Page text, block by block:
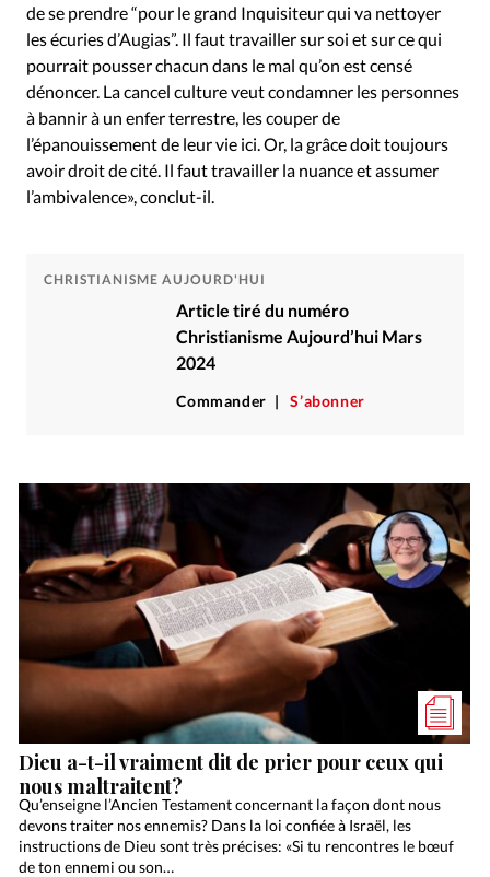
de se prendre “pour le grand Inquisiteur qui va nettoyer
les écuries d’Augias”. Il faut travailler sur soi et sur ce qui
pourrait pousser chacun dans le mal qu’on est censé
dénoncer. La cancel culture veut condamner les personnes
à bannir à un enfer terrestre, les couper de
l’épanouissement de leur vie ici. Or, la grâce doit toujours
avoir droit de cité. Il faut travailler la nuance et assumer
l’ambivalence», conclut-il.
CHRISTIANISME AUJOURD'HUI
Article tiré du numéro
Christianisme Aujourd’hui Mars
2024
Commander S’abonner
Dieu a-t-il vraiment dit de prier pour ceux qui
nous maltraitent?
Qu’enseigne l’Ancien Testament concernant la façon dont nous
devons traiter nos ennemis? Dans la loi confiée à Israël, les
instructions de Dieu sont très précises: «Si tu rencontres le bœuf
de ton ennemi ou son…